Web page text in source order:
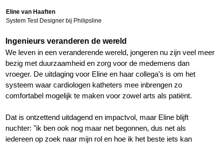
Eline van Haaften
System Test Designer bij Philipsline
Ingenieurs veranderen de wereld
We leven in een veranderende wereld, jongeren nu zijn veel meer
bezig met duurzaamheid en zorg voor de medemens dan
vroeger. De uitdaging voor Eline en haar collega’s is om het
systeem waar cardiologen katheters mee inbrengen zo
comfortabel mogelijk te maken voor zowel arts als patiënt.
Dat is ontzettend uitdagend en impactvol, maar Eline blijft
nuchter: "ik ben ook nog maar net begonnen, dus net als
iedereen op zoek naar mijn rol en hoe ik het beste iets kan